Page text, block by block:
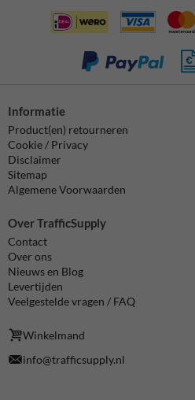
Informatie
Product(en) retourneren
Cookie / Privacy
Disclaimer
Sitemap
Algemene Voorwaarden
Over TrafficSupply
Contact
Over ons
Nieuws en Blog
Levertijden
Veelgestelde vragen / FAQ
Winkelmand
info@trafficsupply.nl